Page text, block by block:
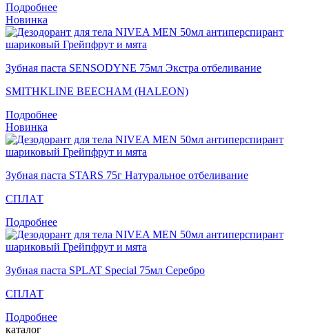
Подробнее
Новинка
Зубная паста SENSODYNE 75мл Экстра отбеливание
SMITHKLINE BEECHAM (HALEON)
Подробнее
Новинка
Зубная паста STARS 75г Натуральное отбеливание
СПЛАТ
Подробнее
Зубная паста SPLAT Special 75мл Серебро
СПЛАТ
Подробнее
каталог